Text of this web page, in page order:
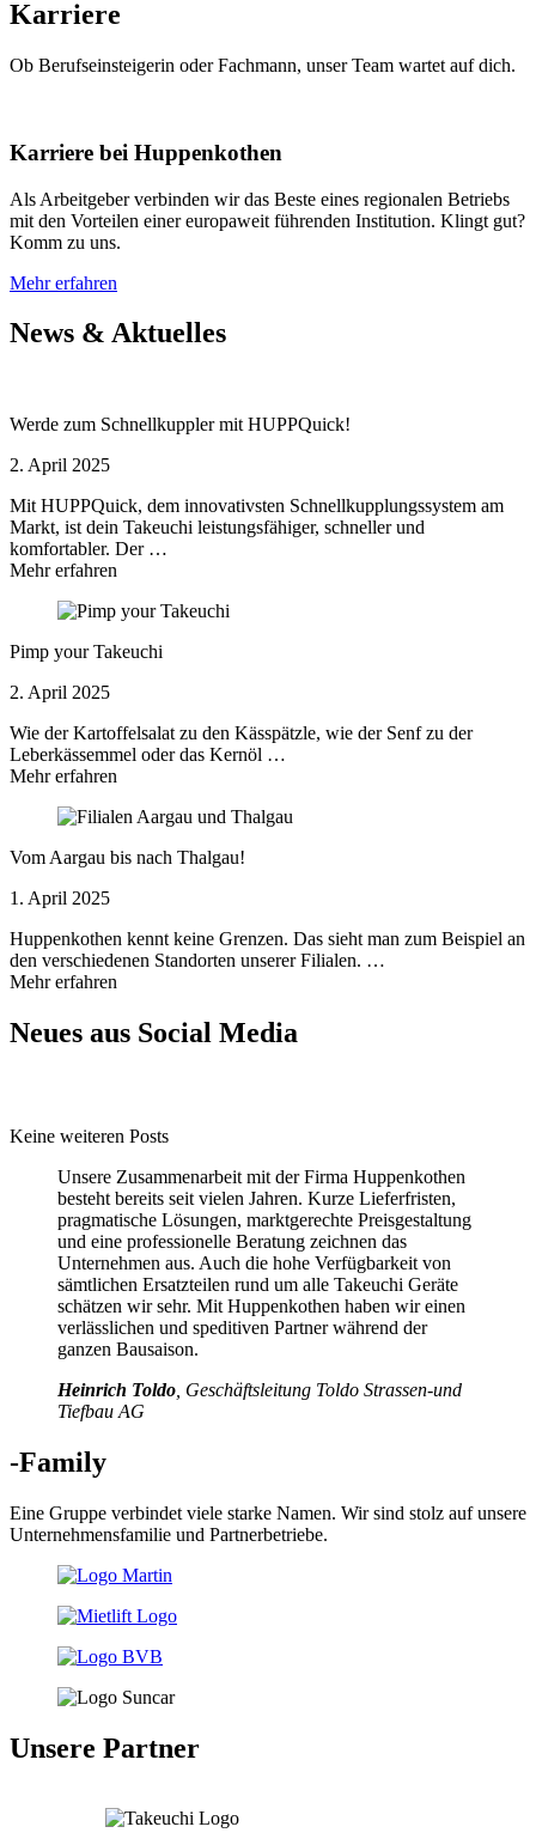
Karriere
Ob Berufseinsteigerin oder Fachmann, unser Team wartet auf dich.
Karriere bei Huppenkothen
Als Arbeitgeber verbinden wir das Beste eines regionalen Betriebs
mit den Vorteilen einer europaweit führenden Institution. Klingt gut?
Komm zu uns.
Mehr erfahren
News & Aktuelles
Werde zum Schnellkuppler mit HUPPQuick!
2. April 2025
Mit HUPPQuick, dem innovativsten Schnell­kupplungs­system am
Markt, ist dein Takeuchi leistungsfähiger, schneller und
komfortabler. Der …
Mehr erfahren
Pimp your Takeuchi
2. April 2025
Wie der Kartoffelsalat zu den Kässpätzle, wie der Senf zu der
Leberkässemmel oder das Kernöl …
Mehr erfahren
Vom Aargau bis nach Thalgau!
1. April 2025
Huppenkothen kennt keine Grenzen. Das sieht man zum Beispiel an
den verschiedenen Standorten unserer Filialen. …
Mehr erfahren
Neues aus Social Media
Keine weiteren Posts
Unsere Zusammenarbeit mit der Firma Huppenkothen
besteht bereits seit vielen Jahren. Kurze Lieferfristen,
pragmatische Lösungen, marktgerechte Preisgestaltung
und eine professionelle Beratung zeichnen das
Unternehmen aus. Auch die hohe Verfügbarkeit von
sämtlichen Ersatzteilen rund um alle Takeuchi Geräte
schätzen wir sehr. Mit Huppenkothen haben wir einen
verlässlichen und speditiven Partner während der
ganzen Bausaison.
Heinrich Toldo , Geschäftsleitung Toldo Strassen-und
Tiefbau AG
-Family
Eine Gruppe verbindet viele starke Namen. Wir sind stolz auf unsere
Unternehmensfamilie und Partnerbetriebe.
Unsere Partner